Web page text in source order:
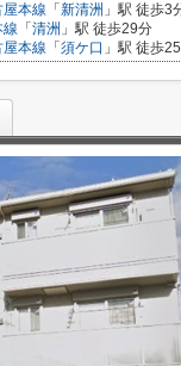
本線 「 新清洲 」駅 徒歩3
線 「 清洲 」駅 徒歩29分
本線 「 須ケ口 」駅 徒歩